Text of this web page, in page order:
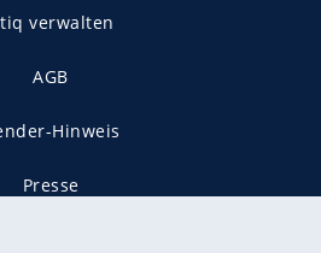
verwalten
AGB
Hinweis
Presse